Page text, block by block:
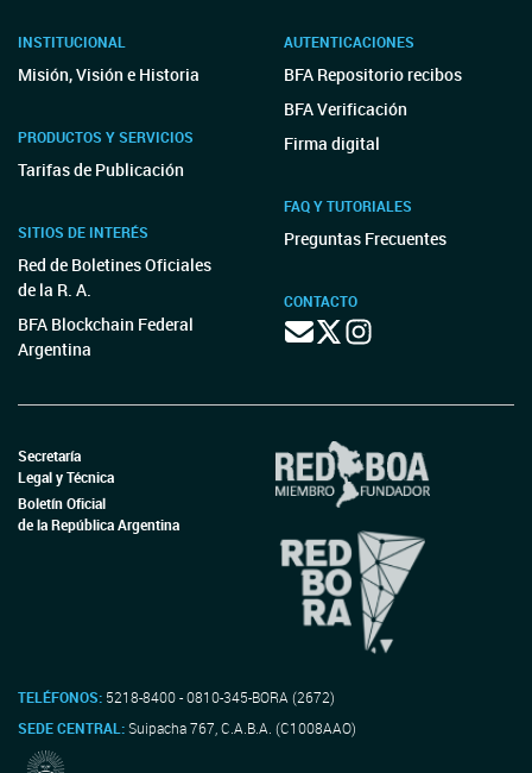
INSTITUCIONAL
Misión, Visión e Historia
PRODUCTOS Y SERVICIOS
Tarifas de Publicación
SITIOS DE INTERÉS
Red de Boletines Oficiales
de la R. A.
BFA Blockchain Federal
Argentina
AUTENTICACIONES
BFA Repositorio recibos
BFA Verificación
Firma digital
FAQ Y TUTORIALES
Preguntas Frecuentes
CONTACTO
Secretaría
Legal y Técnica
Boletín Oficial
de la República Argentina
TELÉFONOS: 5218-8400 - 0810-345-BORA (2672)
SEDE CENTRAL:Suipacha 767, C.A.B.A. (C1008AAO)